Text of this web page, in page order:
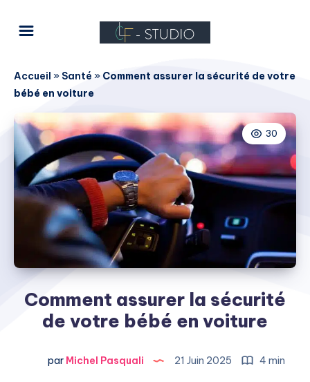
Accueil » Santé » Comment assurer la sécurité de votre
bébé en voiture
30
Comment assurer la sécurité
de votre bébé en voiture
par Michel Pasquali 21 Juin 2025 4 min